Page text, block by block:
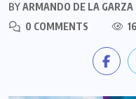
BYARMANDO DE LA GARZA
0 COMMENTS